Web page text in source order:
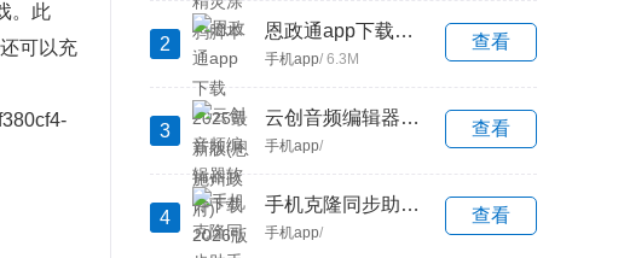
。此
可以充
2
恩政通app下载2025最新版(恩施州政府)
手机app/ 6.3M
查看
3
云创音频编辑器软件下载2026版
手机app/
查看
4
手机克隆同步助手软件安卓下载2026
手机app/
查看